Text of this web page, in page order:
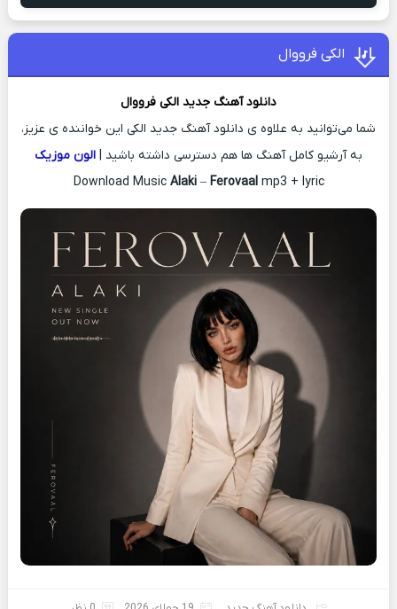
الکی فرووال
دانلود آهنگ جدید الکی فرووال
شما می‌توانید به علاوه ی دانلود آهنگ جدید الکی این خواننده ی عزیز،
به آرشیو کامل آهنگ ها هم دسترسی داشته باشید | الون موزیک
Download Music Alaki– Ferovaalmp3 + lyric